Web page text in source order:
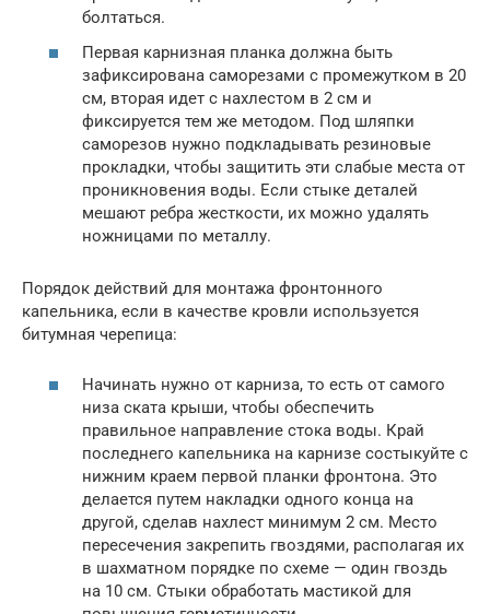
болтаться.
Первая карнизная планка должна быть
зафиксирована саморезами с промежутком в 20
см, вторая идет с нахлестом в 2 см и
фиксируется тем же методом. Под шляпки
саморезов нужно подкладывать резиновые
прокладки, чтобы защитить эти слабые места от
проникновения воды. Если стыке деталей
мешают ребра жесткости, их можно удалять
ножницами по металлу.
Порядок действий для монтажа фронтонного
капельника, если в качестве кровли используется
битумная черепица:
Начинать нужно от карниза, то есть от самого
низа ската крыши, чтобы обеспечить
правильное направление стока воды. Край
последнего капельника на карнизе состыкуйте с
нижним краем первой планки фронтона. Это
делается путем накладки одного конца на
другой, сделав нахлест минимум 2 см. Место
пересечения закрепить гвоздями, располагая их
в шахматном порядке по схеме — один гвоздь
на 10 см. Стыки обработать мастикой для